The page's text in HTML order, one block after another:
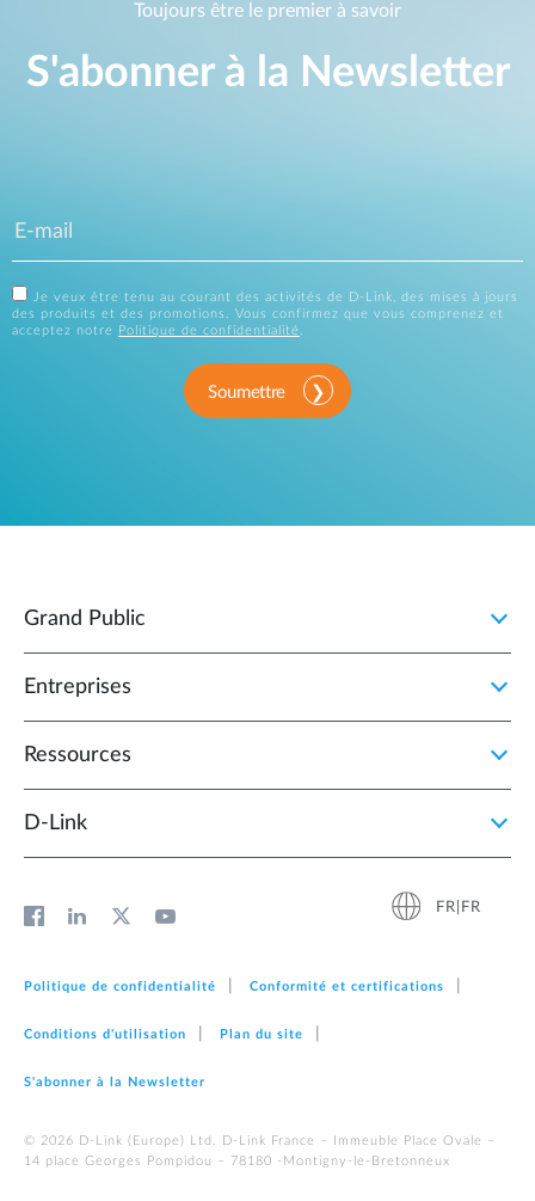
Toujours être le premier à savoir
S'abonner à la Newsletter
Je veux être tenu au courant des activités de D-Link, des mises à jours
des produits et des promotions. Vous confirmez que vous comprenez et
acceptez notre
Politique de confidentialité.
Soumettre
Grand Public
Entreprises
Ressources
D‑Link
FR|FR
Politique de confidentialité Conformité et certifications
Conditions d'utilisation Plan du site
S'abonner à la Newsletter
© 2026 D‑Link (Europe) Ltd. D-Link France – Immeuble Place Ovale –
14 place Georges Pompidou – 78180 -Montigny-le-Bretonneux